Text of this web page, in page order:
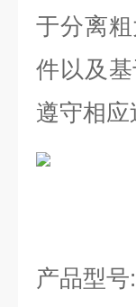
于分离
件以及
遵守相
产品型号: